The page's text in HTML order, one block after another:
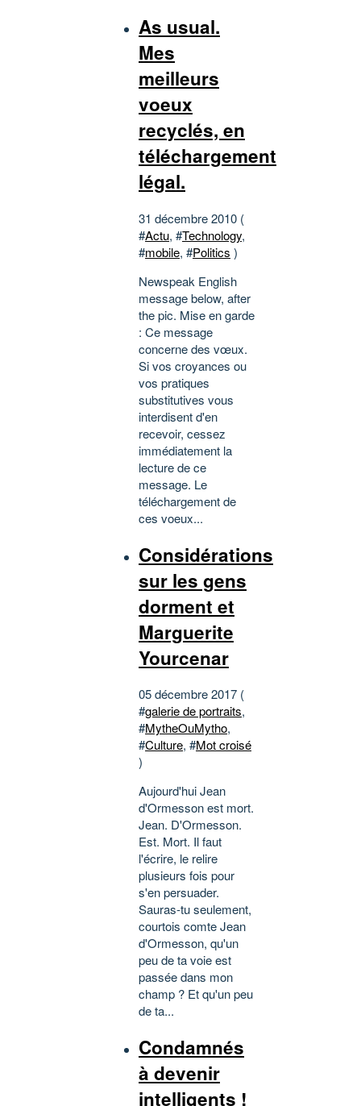
As usual.
Mes
meilleurs
voeux
recyclés, en
téléchargement
légal.
31 décembre 2010 (
#Actu, #Technology,
#mobile, #Politics )
Newspeak English
message below, after
the pic. Mise en garde
: Ce message
concerne des vœux.
Si vos croyances ou
vos pratiques
substitutives vous
interdisent d'en
recevoir, cessez
immédiatement la
lecture de ce
message. Le
téléchargement de
ces voeux...
Considérations
sur les gens
dorment et
Marguerite
Yourcenar
05 décembre 2017 (
#galerie de portraits,
#MytheOuMytho,
#Culture, #Mot croisé
)
Aujourd'hui Jean
d'Ormesson est mort.
Jean. D'Ormesson.
Est. Mort. Il faut
l'écrire, le relire
plusieurs fois pour
s'en persuader.
Sauras-tu seulement,
courtois comte Jean
d'Ormesson, qu'un
peu de ta voie est
passée dans mon
champ ? Et qu'un peu
de ta...
Condamnés
à devenir
intelligents !